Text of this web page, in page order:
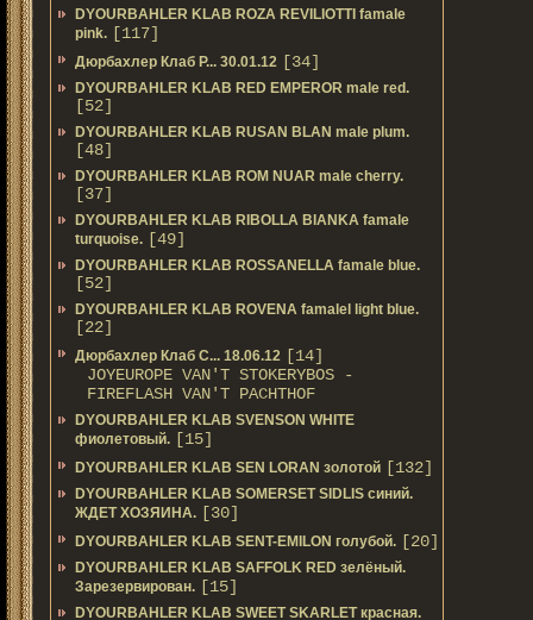
DYOURBAHLER KLAB ROZA REVILIOTTI famale
pink. [117]
Дюрбахлер Клаб Р... 30.01.12 [34]
DYOURBAHLER KLAB RED EMPEROR male red.
[52]
DYOURBAHLER KLAB RUSAN BLAN male plum.
[48]
DYOURBAHLER KLAB ROM NUAR male cherry.
[37]
DYOURBAHLER KLAB RIBOLLA BIANKA famale
turquoise. [49]
DYOURBAHLER KLAB ROSSANELLA famale blue.
[52]
DYOURBAHLER KLAB ROVENA famalel light blue.
[22]
Дюрбахлер Клаб C... 18.06.12 [14]
JOYEUROPE VAN'T STOKERYBOS -
FIREFLASH VAN'T PACHTHOF
DYOURBAHLER KLAB SVENSON WHITE
фиолетовый. [15]
DYOURBAHLER KLAB SEN LORAN золотой [132]
DYOURBAHLER KLAB SOMERSET SIDLIS синий.
ЖДЕТ ХОЗЯИНА. [30]
DYOURBAHLER KLAB SENT-EMILON голубой. [20]
DYOURBAHLER KLAB SAFFOLK RED зелёный.
Зарезервирован. [15]
DYOURBAHLER KLAB SWEET SKARLET красная.